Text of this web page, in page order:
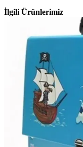
İlgili Ürünlerimiz